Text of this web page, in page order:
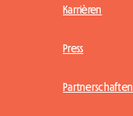
Karrièren
Press
Partnerschaften